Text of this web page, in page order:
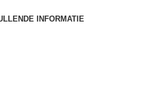
INFORMATIE